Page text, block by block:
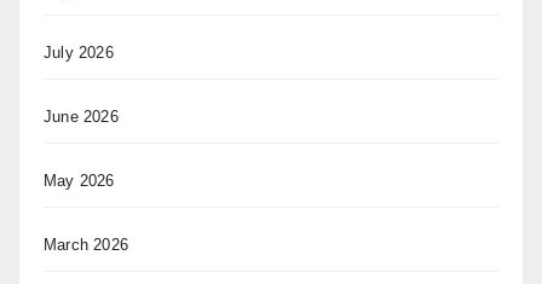
July 2026
June 2026
May 2026
March 2026